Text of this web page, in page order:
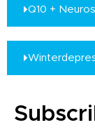
Q10 +